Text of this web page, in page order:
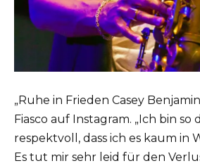
„Ruhe in Frieden Casey
Fiasco auf Instagram. „Ich bin so
respektvoll, dass ich es kaum in
Es tut mir sehr leid für den